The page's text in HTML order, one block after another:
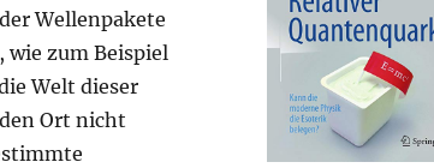
Wellenpakete
wie zum Beispiel
Welt dieser
Ort nicht